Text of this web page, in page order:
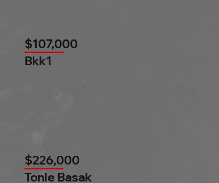
$107,000
Bkk1
$226,000
Tonle Basak